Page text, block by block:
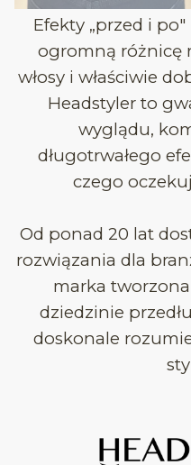
Efekty „przed i
ogromną różnicę
włosy i właściwie
Headstyler to
wyglądu,
długotrwałego
czego
Od ponad 20 lat
rozwiązania dla
marka
dziedzinie
doskonale